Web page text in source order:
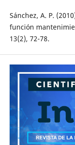
Sánchez, A. P.
función
13(2), 72-78.